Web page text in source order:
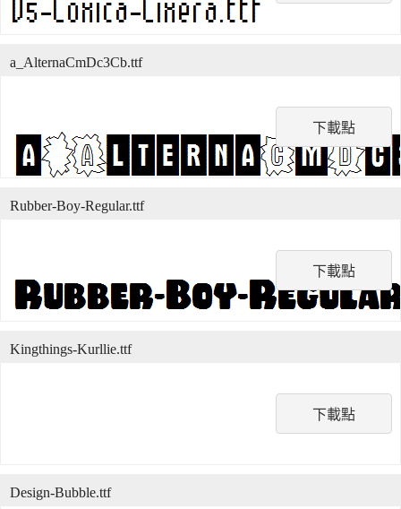
下載點
a_AlternaCmDc3Cb.ttf
下載點
Rubber-Boy-Regular.ttf
下載點
Kingthings-Kurllie.ttf
Design-Bubble.ttf